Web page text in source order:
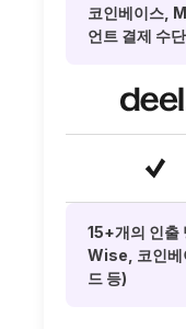
코인베이스,
언트 결제 수
15+개의 인
Wise, 코인베
드 등)